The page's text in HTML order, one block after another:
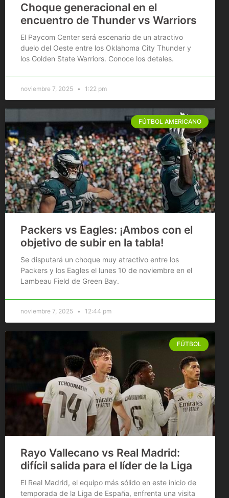
Choque generacional en el
encuentro de Thunder vs Warriors
El Paycom Center será escenario de un atractivo
duelo del Oeste entre los Oklahoma City Thunder y
los Golden State Warriors. Conoce los detales.
noviembre 7, 2025 1:22 pm
FÚTBOL AMERICANO
Packers vs Eagles: ¡Ambos con el
objetivo de subir en la tabla!
Se disputará un choque muy atractivo entre los
Packers y los Eagles el lunes 10 de noviembre en el
Lambeau Field de Green Bay.
noviembre 7, 2025 12:44 pm
FÚTBOL
Rayo Vallecano vs Real Madrid:
difícil salida para el líder de la Liga
El Real Madrid, el equipo más sólido en este inicio de
temporada de la Liga de España, enfrenta una visita